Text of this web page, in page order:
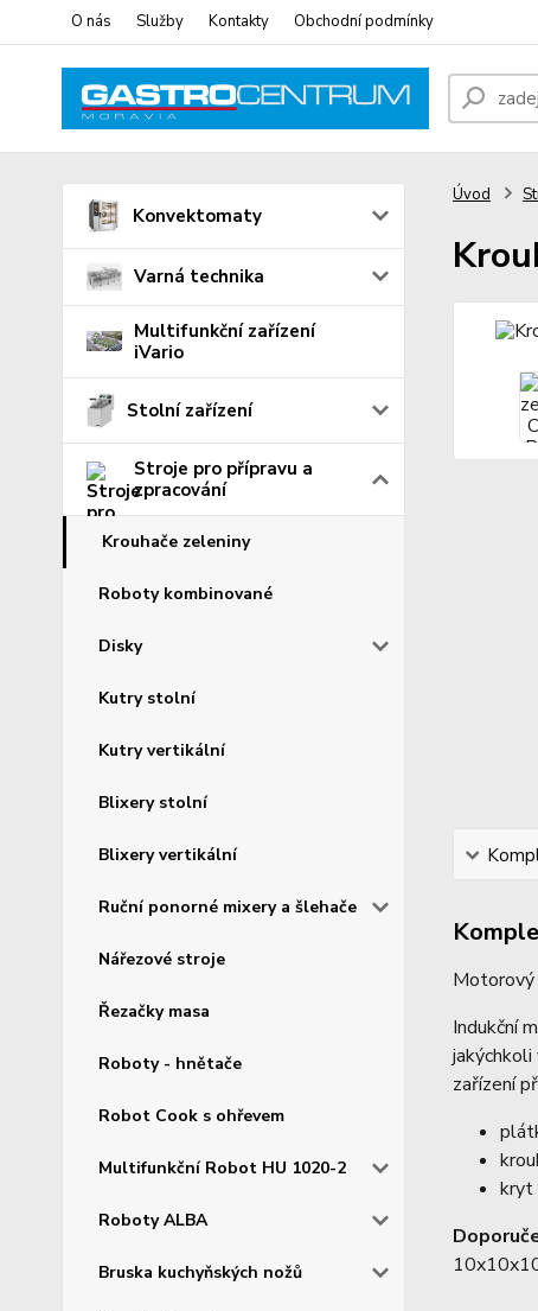
O nás Služby Kontakty Obchodní podmínky
Konvektomaty
Varná technika
Multifunkční zařízení
iVario
Stolní zařízení
Stroje pro přípravu a
zpracování
Krouhače zeleniny
Roboty kombinované
Disky
Kutry stolní
Kutry vertikální
Blixery stolní
Blixery vertikální
Ruční ponorné mixery a šlehače
Nářezové stroje
Řezačky masa
Roboty - hnětače
Robot Cook s ohřevem
Multifunkční Robot HU 1020-2
Roboty ALBA
Bruska kuchyňských nožů
Úvod
Indukční
zařízení
kryt